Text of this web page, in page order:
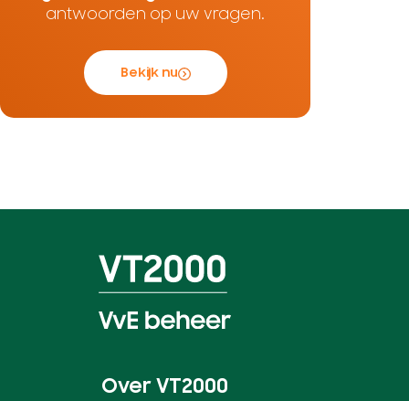
antwoorden op uw vragen.
Bekijk nu
Over VT2000